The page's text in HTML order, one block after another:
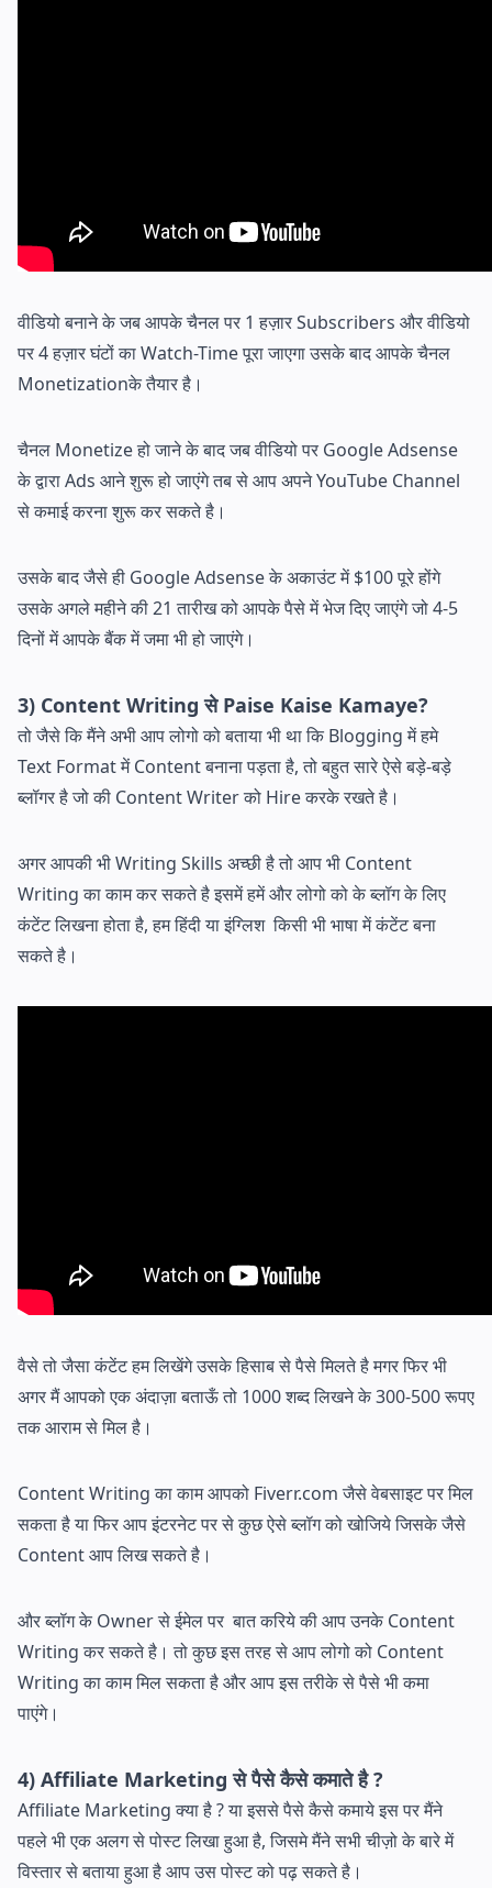
वीडियो बनाने के जब आपके चैनल पर 1 हज़ार Subscribers और वीडियो
पर 4 हज़ार घंटों का Watch-Time पूरा जाएगा उसके बाद आपके चैनल
Monetizationके तैयार है।
चैनल Monetize हो जाने के बाद जब वीडियो पर Google Adsense
के द्वारा Ads आने शुरू हो जाएंगे तब से आप अपने YouTube Channel
से कमाई करना शुरू कर सकते है।
उसके बाद जैसे ही Google Adsense के अकाउंट में $100 पूरे होंगे
उसके अगले महीने की 21 तारीख को आपके पैसे में भेज दिए जाएंगे जो 4-5
दिनों में आपके बैंक में जमा भी हो जाएंगे।
3) Content Writing से Paise Kaise Kamaye?
तो जैसे कि मैंने अभी आप लोगो को बताया भी था कि Blogging में हमे
Text Format में Content बनाना पड़ता है, तो बहुत सारे ऐसे बड़े-बड़े
ब्लॉगर है जो की Content Writer को Hire करके रखते है।
अगर आपकी भी Writing Skills अच्छी है तो आप भी Content
Writing का काम कर सकते है इसमें हमें और लोगो को के ब्लॉग के लिए
कंटेंट लिखना होता है, हम हिंदी या इंग्लिश किसी भी भाषा में कंटेंट बना
सकते है।
वैसे तो जैसा कंटेंट हम लिखेंगे उसके हिसाब से पैसे मिलते है मगर फिर भी
अगर मैं आपको एक अंदाज़ा बताऊँ तो 1000 शब्द लिखने के 300-500 रूपए
तक आराम से मिल है।
Content Writing का काम आपको Fiverr.com जैसे वेबसाइट पर मिल
सकता है या फिर आप इंटरनेट पर से कुछ ऐसे ब्लॉग को खोजिये जिसके जैसे
Content आप लिख सकते है।
और ब्लॉग के Owner से ईमेल पर बात करिये की आप उनके Content
Writing कर सकते है। तो कुछ इस तरह से आप लोगो को Content
Writing का काम मिल सकता है और आप इस तरीके से पैसे भी कमा
पाएंगे।
4) Affiliate Marketing से पैसे कैसे कमाते है ?
Affiliate Marketing क्या है ? या इससे पैसे कैसे कमाये इस पर मैंने
पहले भी एक अलग से पोस्ट लिखा हुआ है, जिसमे मैंने सभी चीज़ो के बारे में
विस्तार से बताया हुआ है आप उस पोस्ट को पढ़ सकते है।